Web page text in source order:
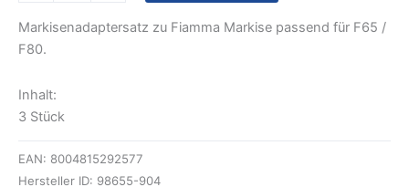
Markisenadaptersatz zu Fiamma Markise passend für F65 /
F80.
Inhalt:
3 Stück
EAN: 8004815292577
Hersteller ID: 98655-904